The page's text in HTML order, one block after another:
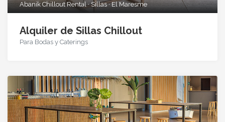
Abanik Chillout Rental · Sillas · El Maresme
Alquiler de Sillas Chillout
Para Bodas y Caterings